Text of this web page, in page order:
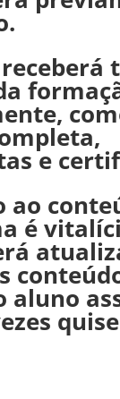
e
ao
é
aluno